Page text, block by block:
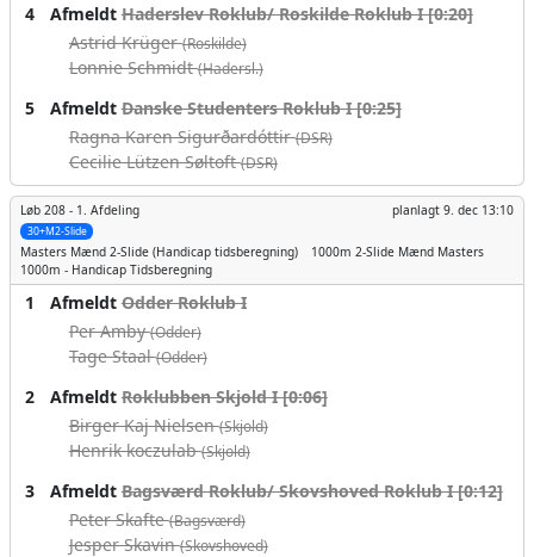
4 AfmeldtHaderslev Roklub/ Roskilde Roklub I [0:20]
Astrid Krüger(Roskilde)
Lonnie Schmidt(Hadersl.)
5 AfmeldtDanske Studenters Roklub I [0:25]
Ragna Karen Sigurðardóttir(DSR)
Cecilie Lützen Søltoft(DSR)
Løb 208 - 1. Afdeling planlagt 9. dec 13:10
30+M2-Slide
Masters Mænd 2-Slide (Handicap tidsberegning) 1000m 2-Slide Mænd Masters
1000m - Handicap Tidsberegning
1 AfmeldtOdder Roklub I
Per Amby(Odder)
Tage Staal(Odder)
2 AfmeldtRoklubben Skjold I [0:06]
Birger Kaj Nielsen(Skjold)
Henrik koczulab(Skjold)
3 AfmeldtBagsværd Roklub/ Skovshoved Roklub I [0:12]
Peter Skafte(Bagsværd)
Jesper Skavin(Skovshoved)